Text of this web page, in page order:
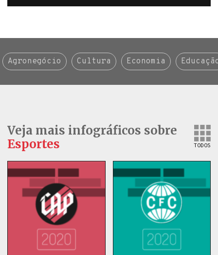
Agronegócio Cultura Economia
Veja mais infográficos sobre
Esportes
TODOS